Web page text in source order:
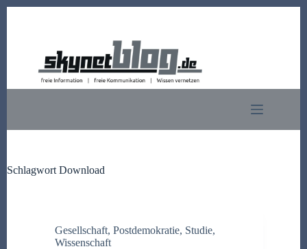
Schlagwort Download
Gesellschaft, Postdemokratie, Studie,
Wissenschaft